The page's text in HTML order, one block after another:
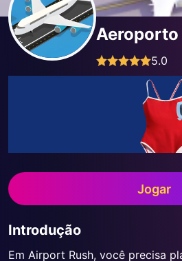
Aeroporto
5.0
Jogar
Introdução
Em Airport Rush, você precisa